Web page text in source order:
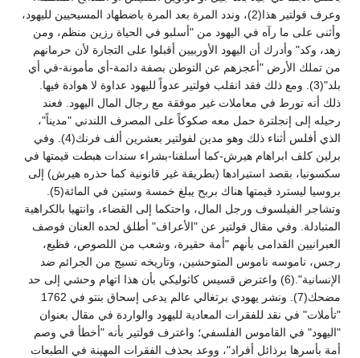
وعرف فولتير هذا(2)، وندد المرة بعد المرة باضطهاد المسيحيين لليهود،
وأثنى على ما رآه في اليهود من "أسلبو في الحياة رزين منظم، ومن
زهد، وكد" وأدرك أن اليهود الأوربيين أقبلوا على التجارة لأن حرمانهم
من تملك الأرض "أعجزهم عن التوطن بصفة دائمة-أي مأمونة-في أي
بلد"(3). ومع ذلك فقد انقلب فولتير عدواً لليهود عداوة لا هوادة فيها.
ذلك أنه تورط في معاملات غير موفقة مع رجال المال اليهود. فعند
رحيله إلى إنجلترة حمل معه صكوكاً على المصرف اللندني "مديناً"،
الذي أفلس أثناء ذلك وهو مدين لفولتير بعشرين ألف فرنك(4). وفي
برلين كلف ابراهام هيرش-كما أسلفنا-بشراء سندات هبطت قيمتها في
سكسونيا، بقصد استيرادها (بطريقة غير قانونية كما حذره هيرش) إلى
بروسيا ليسترد قيمتها هناك بربح يبلغ خمسة وستين في المائة(5).
وتشاجر الفيلسوف ورجل المال، واحتكما إلى القضاء، وانتهيا بالكراهية
المتبادلة. وفي مقال فولتير عن "الأعراف" أطلق لحده العنان فوصف
العبرانيين القدامى بأنهم "أمة حقيرة، وشعب من اللصوص، فظيع،
رجس، ناموسه ناموس المتوحشين، وتاريخه نسيج من الجرائم ضد
الإنسانية".(6) واعترض قسيس كاثوليكي بأن هذا اتهام وحشي إلى حد
مضحك(7). ونشر يهودي برتغالي عالم يدعى إسحاق بنتو في 1762
"تأملات" في نقد للفقرات المعادية لليهود والواردة في مقال بعنوان
"اليهود" في القاموس الفلسفي؛ واعترف فولتير بأنه "أخطأ في وصم
أمة بأسرها برذائل أفراد"، ووعد بحذف الفقرات المهينة في الطبعات